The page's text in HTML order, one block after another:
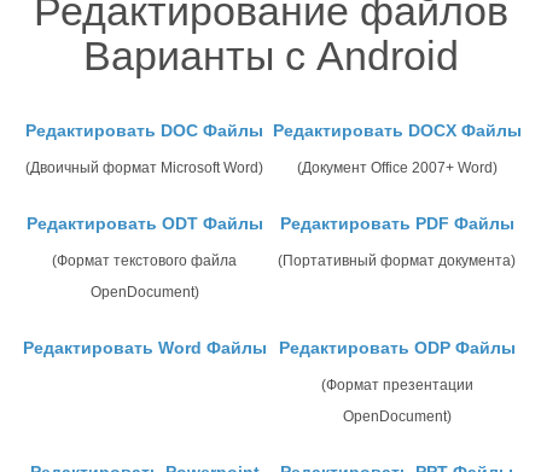
Редактирование файлов
Варианты с Android
Редактировать DOC Файлы
(Двоичный формат Microsoft Word)
Редактировать DOCX Файлы
(Документ Office 2007+ Word)
Редактировать ODT Файлы
(Формат текстового файла
OpenDocument)
Редактировать PDF Файлы
(Портативный формат документа)
Редактировать Word Файлы Редактировать ODP Файлы
(Формат презентации
OpenDocument)